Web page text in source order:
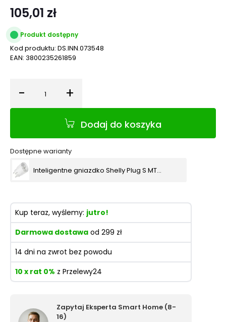
105,01 zł
Produkt dostępny
Kod produktu: DS.INN.073548
EAN: 3800235261859
- Ilość +
Dodaj do koszyka
Dostępne warianty
Inteligentne gniazdko Shelly Plug S MTR Gen3 12A (biały) WiFi|Bluetooth
Kup teraz, wyślemy: jutro!
Darmowa dostawa od 299 zł
14 dni na zwrot bez powodu
10 x rat 0% z Przelewy24
Zapytaj Eksperta Smart Home (8-
16)